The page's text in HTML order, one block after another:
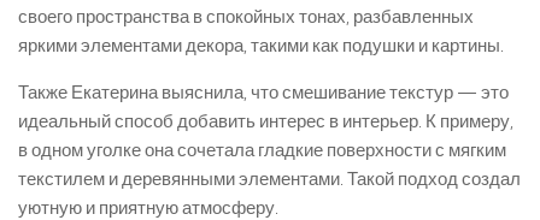
своего пространства в спокойных тонах, разбавленных
яркими элементами декора, такими как подушки и картины.
Также Екатерина выяснила, что смешивание текстур — это
идеальный способ добавить интерес в интерьер. К примеру,
в одном уголке она сочетала гладкие поверхности с мягким
текстилем и деревянными элементами. Такой подход создал
уютную и приятную атмосферу.